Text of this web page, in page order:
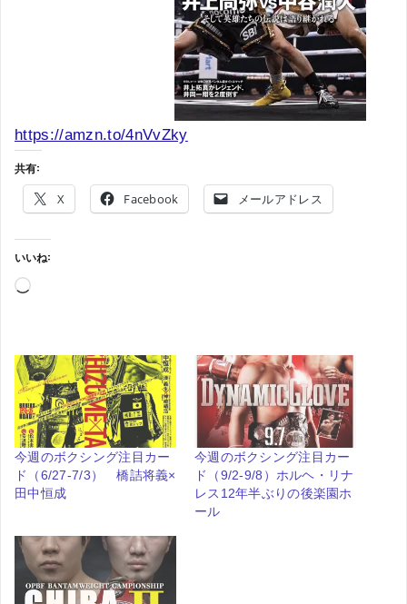
https://amzn.to/4nVvZky
共有:
X Facebook メールアドレス
いいね:
読
み
中…
今週のボクシング注目カー
ド（6/27-7/3） 橋詰将義×
田中恒成
今週のボクシング注目カー
ド（9/2-9/8）ホルヘ・リナ
レス12年半ぶりの後楽園ホ
ール